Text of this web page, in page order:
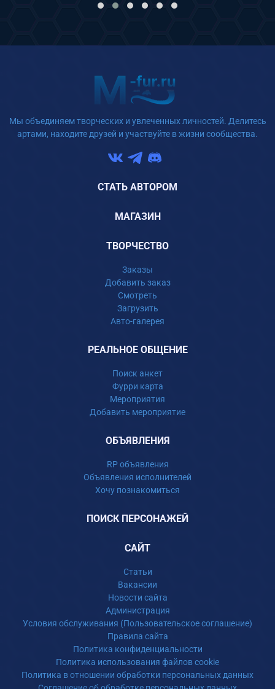
Мы объединяем творческих и увлеченных личностей. Делитесь
артами, находите друзей и участвуйте в жизни сообщества.
СТАТЬ АВТОРОМ
МАГАЗИН
ТВОРЧЕСТВО
Заказы
Добавить заказ
Смотреть
Загрузить
Авто-галерея
РЕАЛЬНОЕ ОБЩЕНИЕ
Поиск анкет
Фурри карта
Мероприятия
Добавить мероприятие
ОБЪЯВЛЕНИЯ
RP объявления
Объявления исполнителей
Хочу познакомиться
ПОИСК ПЕРСОНАЖЕЙ
САЙТ
Статьи
Вакансии
Новости сайта
Администрация
Условия обслуживания (Пользовательское соглашение)
Правила сайта
Политика конфиденциальности
Политика использования файлов cookie
Политика в отношении обработки персональных данных